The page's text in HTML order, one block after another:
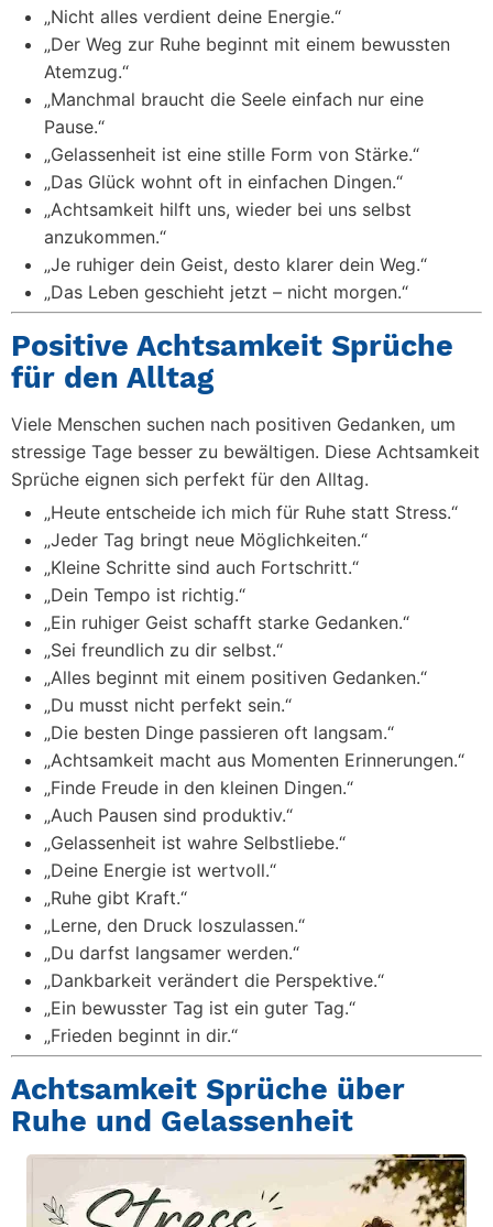
„Nicht alles verdient deine Energie.“
„Der Weg zur Ruhe beginnt mit einem bewussten
Atemzug.“
„Manchmal braucht die Seele einfach nur eine
Pause.“
„Gelassenheit ist eine stille Form von Stärke.“
„Das Glück wohnt oft in einfachen Dingen.“
„Achtsamkeit hilft uns, wieder bei uns selbst
anzukommen.“
„Je ruhiger dein Geist, desto klarer dein Weg.“
„Das Leben geschieht jetzt – nicht morgen.“
Positive Achtsamkeit Sprüche
für den Alltag
Viele Menschen suchen nach positiven Gedanken, um
stressige Tage besser zu bewältigen. Diese Achtsamkeit
Sprüche eignen sich perfekt für den Alltag.
„Heute entscheide ich mich für Ruhe statt Stress.“
„Jeder Tag bringt neue Möglichkeiten.“
„Kleine Schritte sind auch Fortschritt.“
„Dein Tempo ist richtig.“
„Ein ruhiger Geist schafft starke Gedanken.“
„Sei freundlich zu dir selbst.“
„Alles beginnt mit einem positiven Gedanken.“
„Du musst nicht perfekt sein.“
„Die besten Dinge passieren oft langsam.“
„Achtsamkeit macht aus Momenten Erinnerungen.“
„Finde Freude in den kleinen Dingen.“
„Auch Pausen sind produktiv.“
„Gelassenheit ist wahre Selbstliebe.“
„Deine Energie ist wertvoll.“
„Ruhe gibt Kraft.“
„Lerne, den Druck loszulassen.“
„Du darfst langsamer werden.“
„Dankbarkeit verändert die Perspektive.“
„Ein bewusster Tag ist ein guter Tag.“
„Frieden beginnt in dir.“
Achtsamkeit Sprüche über
Ruhe und Gelassenheit